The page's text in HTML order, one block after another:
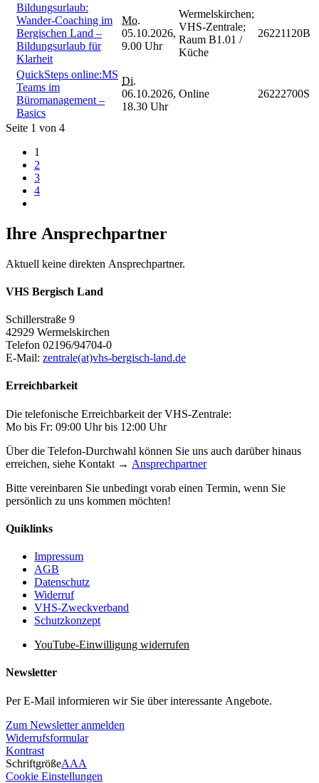
Bildungsurlaub:
Wander-Coaching im
Bergischen Land –
Bildungsurlaub für
Klarheit
Mo.
05.10.2026,
9.00 Uhr
Wermelskirchen;
VHS-Zentrale;
Raum B1.01 /
Küche
26221120B
QuickSteps online:MS
Teams im
Büromanagement –
Basics
Di.
06.10.2026,
18.30 Uhr
Online 26222700S
Seite 1 von 4
1
2
3
4
Ihre Ansprechpartner
Aktuell keine direkten Ansprechpartner.
VHS Bergisch Land
Schillerstraße 9
42929 Wermelskirchen
Telefon 02196/94704-0
E-Mail: zentrale(at)vhs-bergisch-land.de
Erreichbarkeit
Die telefonische Erreichbarkeit der VHS-Zentrale:
Mo bis Fr: 09:00 Uhr bis 12:00 Uhr
Über die Telefon-Durchwahl können Sie uns auch darüber hinaus
erreichen, siehe Kontakt → Ansprechpartner
Bitte vereinbaren Sie unbedingt vorab einen Termin, wenn Sie
persönlich zu uns kommen möchten!
Quiklinks
Impressum
AGB
Datenschutz
Widerruf
VHS-Zweckverband
Schutzkonzept
YouTube-Einwilligung widerrufen
Newsletter
Per E-Mail informieren wir Sie über interessante Angebote.
Zum Newsletter anmelden
Widerrufsformular
Kontrast
SchriftgrößeAAA
Cookie Einstellungen